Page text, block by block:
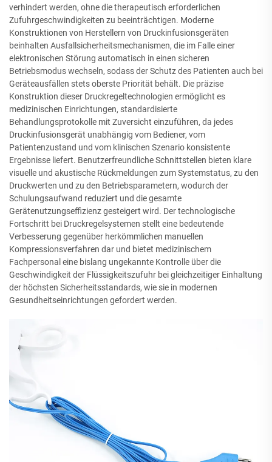
verhindert werden, ohne die therapeutisch erforderlichen
Zufuhrgeschwindigkeiten zu beeinträchtigen. Moderne
Konstruktionen von Herstellern von Druckinfusionsgeräten
beinhalten Ausfallsicherheitsmechanismen, die im Falle einer
elektronischen Störung automatisch in einen sicheren
Betriebsmodus wechseln, sodass der Schutz des Patienten auch bei
Geräteausfällen stets oberste Priorität behält. Die präzise
Konstruktion dieser Druckregeltechnologien ermöglicht es
medizinischen Einrichtungen, standardisierte
Behandlungsprotokolle mit Zuversicht einzuführen, da jedes
Druckinfusionsgerät unabhängig vom Bediener, vom
Patientenzustand und vom klinischen Szenario konsistente
Ergebnisse liefert. Benutzerfreundliche Schnittstellen bieten klare
visuelle und akustische Rückmeldungen zum Systemstatus, zu den
Druckwerten und zu den Betriebsparametern, wodurch der
Schulungsaufwand reduziert und die gesamte
Gerätenutzungseffizienz gesteigert wird. Der technologische
Fortschritt bei Druckregelsystemen stellt eine bedeutende
Verbesserung gegenüber herkömmlichen manuellen
Kompressionsverfahren dar und bietet medizinischem
Fachpersonal eine bislang ungekannte Kontrolle über die
Geschwindigkeit der Flüssigkeitszufuhr bei gleichzeitiger Einhaltung
der höchsten Sicherheitsstandards, wie sie in modernen
Gesundheitseinrichtungen gefordert werden.